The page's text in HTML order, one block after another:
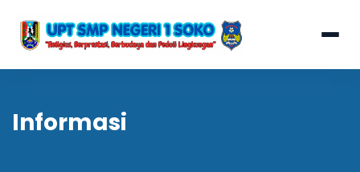
Informasi